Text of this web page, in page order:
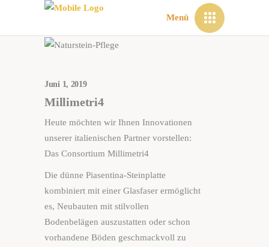
Menü
Juni 1, 2019
Millimetri4
Heute möchten wir Ihnen Innovationen
unserer italienischen Partner vorstellen:
Das Consortium Millimetri4
Die dünne Piasentina-Steinplatte
kombiniert mit einer Glasfaser ermöglicht
es, Neubauten mit stilvollen
Bodenbelägen auszustatten oder schon
vorhandene Böden geschmackvoll zu